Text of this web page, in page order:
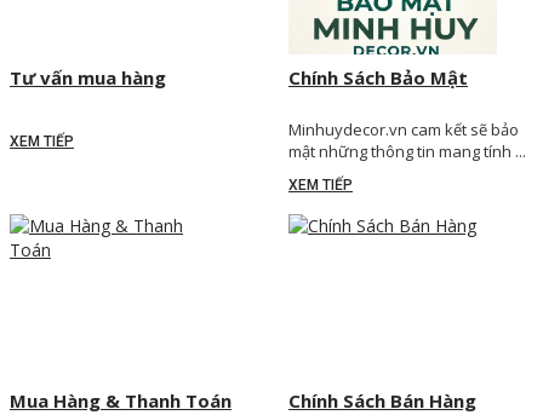
Tư vấn mua hàng
XEM TIẾP
Chính Sách Bảo Mật
Minhuydecor.vn cam kết sẽ bảo
mật những thông tin mang tính ...
XEM TIẾP
Mua Hàng & Thanh Toán Chính Sách Bán Hàng